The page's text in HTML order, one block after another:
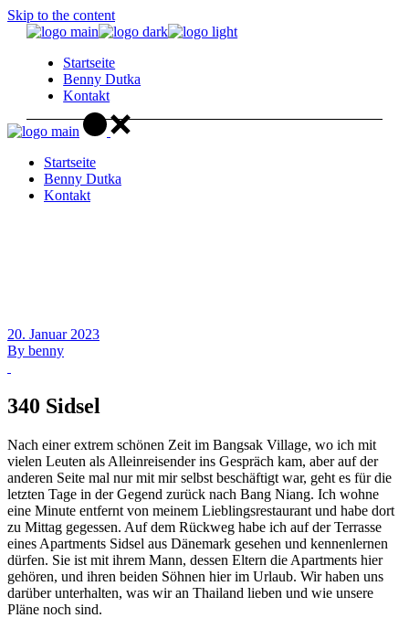
Skip to the content
Startseite
Benny Dutka
Kontakt
Startseite
Benny Dutka
Kontakt
20. Januar 2023
By benny
340 Sidsel
Nach einer extrem schönen Zeit im Bangsak Village, wo ich mit
vielen Leuten als Alleinreisender ins Gespräch kam, aber auf der
anderen Seite mal nur mit mir selbst beschäftigt war, geht es für die
letzten Tage in der Gegend zurück nach Bang Niang. Ich wohne
eine Minute entfernt von meinem Lieblingsrestaurant und habe dort
zu Mittag gegessen. Auf dem Rückweg habe ich auf der Terrasse
eines Apartments Sidsel aus Dänemark gesehen und kennenlernen
dürfen. Sie ist mit ihrem Mann, dessen Eltern die Apartments hier
gehören, und ihren beiden Söhnen hier im Urlaub. Wir haben uns
darüber unterhalten, was wir an Thailand lieben und wie unsere
Pläne noch sind.